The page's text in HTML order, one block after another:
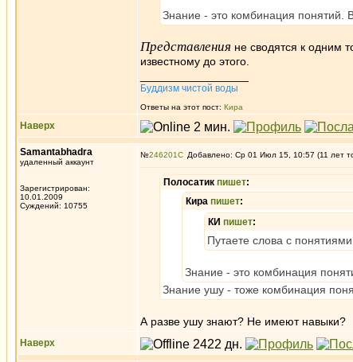
Знание - это комбинация понятий.
Представления не сводятся к одним
известному до этого.
Буддизм чистой воды
Ответы на этот пост: Кира
Наверх
Samantabhadra
удаленный аккаунт
Зарегистрирован:
10.01.2009
Суждений: 10755
№246201 Добавлено: Ср 01 Июл 15, 10:57 (11 лет
Полосатик пишет:
Кира пишет:
КИ пишет:
Путаете слова с
Знание - это комбинация
Знание ушу - тоже комбинация
А разве ушу знают? Не имеют навыки?
Наверх